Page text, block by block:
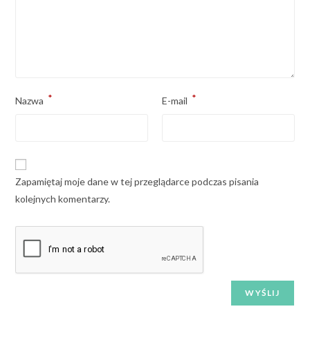
Nazwa * E-mail *
Zapamiętaj moje dane w tej przeglądarce podczas pisania
kolejnych komentarzy.